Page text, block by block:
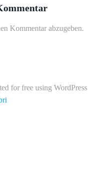
Kommentar abzugeben.
for free using WordPress